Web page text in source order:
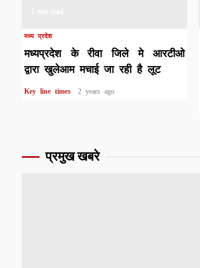
मध्य प्रदेश
मध्यप्रदेश के रीवा जिले मे आरटीओ
द्वारा खुलेआम मचाई जा रही है लूट
Key line times 2 years ago
प्रमुख खबरे